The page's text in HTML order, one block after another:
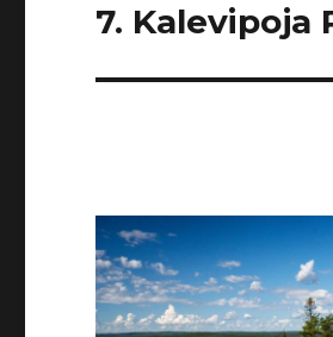
7. Kalevipoja